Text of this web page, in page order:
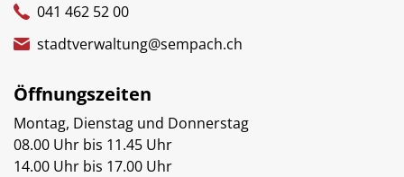
041 462 52 00
stadtverwaltung@sempach.ch
Öffnungszeiten
Montag, Dienstag und Donnerstag
08.00 Uhr bis 11.45 Uhr
14.00 Uhr bis 17.00 Uhr